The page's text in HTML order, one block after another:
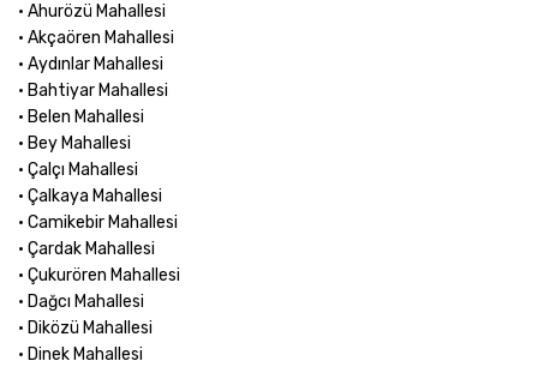
• Ahurözü Mahallesi
• Akçaören Mahallesi
• Aydınlar Mahallesi
• Bahtiyar Mahallesi
• Belen Mahallesi
• Bey Mahallesi
• Çalçı Mahallesi
• Çalkaya Mahallesi
• Camikebir Mahallesi
• Çardak Mahallesi
• Çukurören Mahallesi
• Dağcı Mahallesi
• Diközü Mahallesi
• Dinek Mahallesi